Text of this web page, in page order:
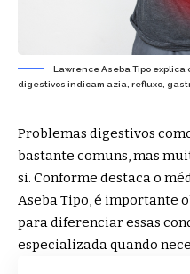
Lawrence Aseba Tipo
digestivos indicam azia, refluxo,
Problemas digestivos
bastante comuns, mas
si. Conforme destaca o
Aseba Tipo , é importante
para diferenciar essas
especializada quando